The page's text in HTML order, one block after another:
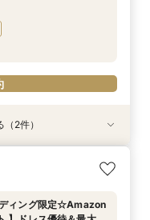
地上150mチャペルで叶
直結◆地上150mの絶
イベートウエディング
2件）
ィング限定☆Amazon